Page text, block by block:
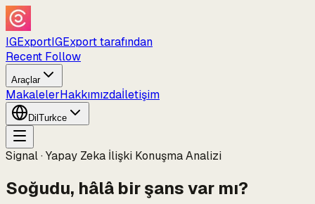
IGExportIGExport tarafından
Recent Follow
Araçlar
MakalelerHakkımızdaİletişim
Dil Turkce
Signal · Yapay Zeka İlişki Konuşma Analizi
Soğudu, hâlâ bir şans var mı?